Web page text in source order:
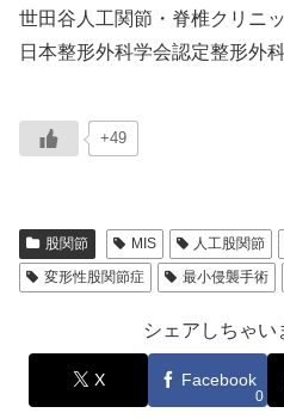
世田谷人工関節・脊椎クリニ
日本整形外科学会認定整形外
+49
股関節 MIS 人工股関節
変形性股関節症
最小侵襲手術
シェアしちゃい
X Facebook
0